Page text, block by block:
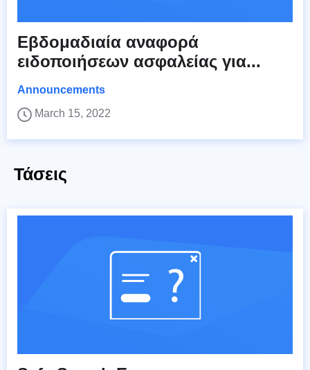
Εβδομαδιαία αναφορά
ειδοποιήσεων ασφαλείας για...
Announcements
March 15, 2022
Τάσεις